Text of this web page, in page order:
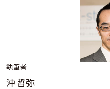
執筆者
沖 哲弥